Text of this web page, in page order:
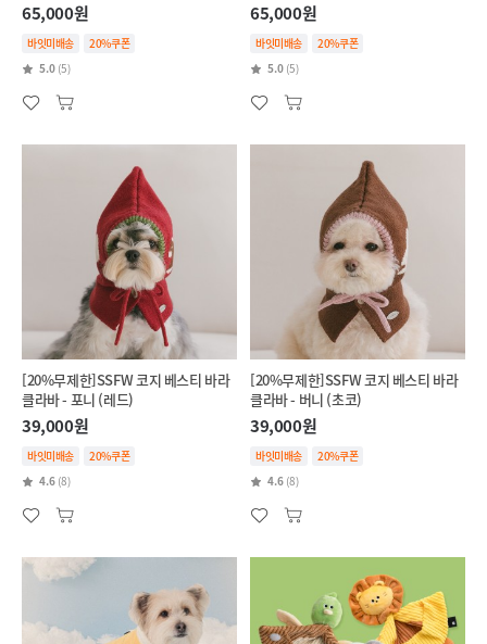
65,000원
바잇미배송
20%쿠폰
5.0 (5)
65,000원
바잇미배송
20%쿠폰
5.0 (5)
[20%무제한]SSFW 코지 베스티 바라
클라바 - 포니 (레드)
39,000원
바잇미배송
20%쿠폰
4.6 (8)
[20%무제한]SSFW 코지 베스티 바라
클라바 - 버니 (초코)
39,000원
바잇미배송
20%쿠폰
4.6 (8)